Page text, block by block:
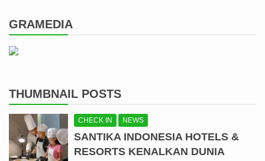
GRAMEDIA
THUMBNAIL POSTS
CHECK IN NEWS
SANTIKA INDONESIA HOTELS &
RESORTS KENALKAN DUNIA